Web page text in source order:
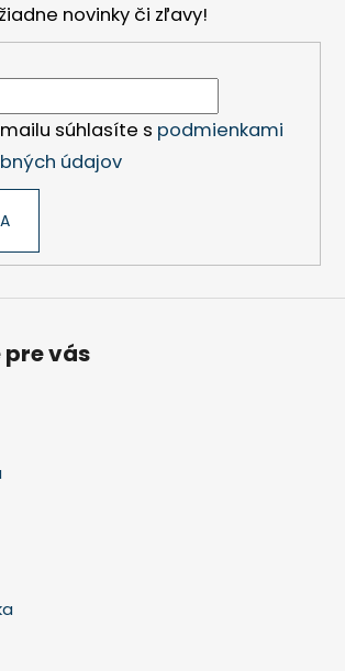
novinky či zľavy!
súhlasíte s podmienkami
údajov
vás